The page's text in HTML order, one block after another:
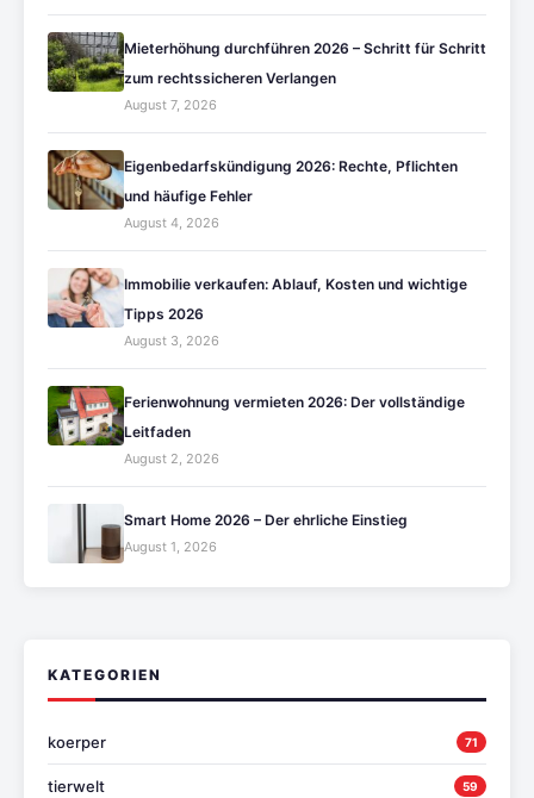
Mieterhöhung durchführen 2026 – Schritt für Schritt
zum rechtssicheren Verlangen
August 7, 2026
Eigenbedarfskündigung 2026: Rechte, Pflichten
und häufige Fehler
August 4, 2026
Immobilie verkaufen: Ablauf, Kosten und wichtige
Tipps 2026
August 3, 2026
Ferienwohnung vermieten 2026: Der vollständige
Leitfaden
August 2, 2026
Smart Home 2026 – Der ehrliche Einstieg
August 1, 2026
KATEGORIEN
koerper 71
tierwelt 59